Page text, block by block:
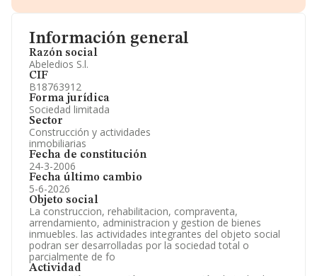
Información general
Razón social
Abeledios S.l.
CIF
B18763912
Forma jurídica
Sociedad limitada
Sector
Construcción y actividades
inmobiliarias
Fecha de constitución
24-3-2006
Fecha último cambio
5-6-2026
Objeto social
La construccion, rehabilitacion, compraventa,
arrendamiento, administracion y gestion de bienes
inmuebles. las actividades integrantes del objeto social
podran ser desarrolladas por la sociedad total o
parcialmente de fo
Actividad
Información oficial y registral complementaria.